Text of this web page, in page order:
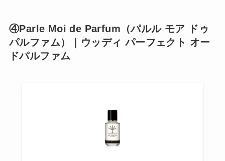
④Parle Moi de Parfum（パルル モア ドゥ
パルファム）｜ウッディ パーフェクト オー
ドパルファム